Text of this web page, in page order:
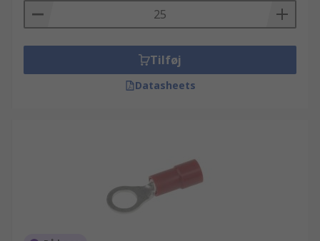
Tilføj
Datasheets